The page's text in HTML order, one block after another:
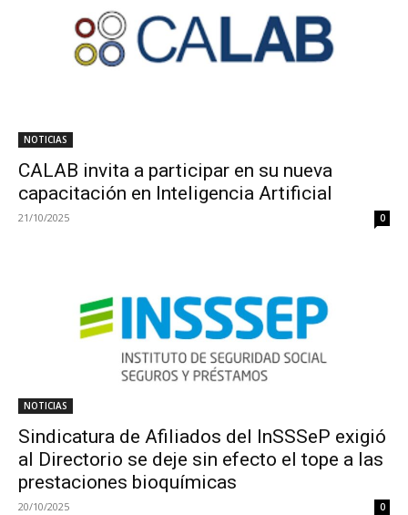
NOTICIAS
CALAB invita a participar en su nueva
capacitación en Inteligencia Artificial
21/10/2025 0
NOTICIAS
Sindicatura de Afiliados del InSSSeP exigió
al Directorio se deje sin efecto el tope a las
prestaciones bioquímicas
20/10/2025 0